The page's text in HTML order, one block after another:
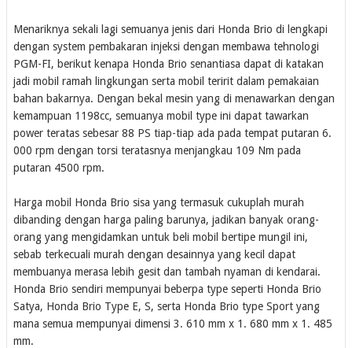
Menariknya sekali lagi semuanya jenis dari Honda Brio di lengkapi
dengan system pembakaran injeksi dengan membawa tehnologi
PGM-FI, berikut kenapa Honda Brio senantiasa dapat di katakan
jadi mobil ramah lingkungan serta mobil teririt dalam pemakaian
bahan bakarnya. Dengan bekal mesin yang di menawarkan dengan
kemampuan 1198cc, semuanya mobil type ini dapat tawarkan
power teratas sebesar 88 PS tiap-tiap ada pada tempat putaran 6.
000 rpm dengan torsi teratasnya menjangkau 109 Nm pada
putaran 4500 rpm.
Harga mobil Honda Brio sisa yang termasuk cukuplah murah
dibanding dengan harga paling barunya, jadikan banyak orang-
orang yang mengidamkan untuk beli mobil bertipe mungil ini,
sebab terkecuali murah dengan desainnya yang kecil dapat
membuanya merasa lebih gesit dan tambah nyaman di kendarai.
Honda Brio sendiri mempunyai beberpa type seperti Honda Brio
Satya, Honda Brio Type E, S, serta Honda Brio type Sport yang
mana semua mempunyai dimensi 3. 610 mm x 1. 680 mm x 1. 485
mm.